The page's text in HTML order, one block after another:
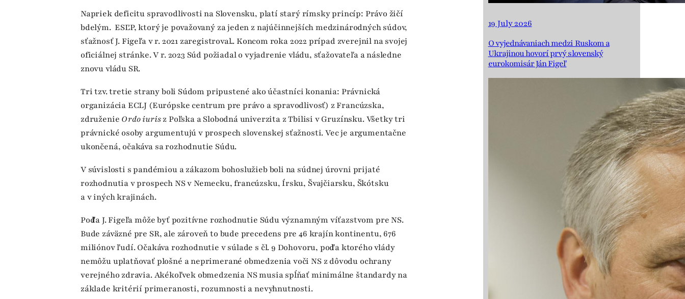
Napriek deficitu spravodlivosti na Slovensku, platí starý rímsky princíp: Právo žičí
bdelým. ESĽP, ktorý je považovaný za jeden z najúčinnejších medzinárodných súdov,
sťažnosť J. Figeľa v r. 2021 zaregistroval.. Koncom roka 2022 prípad zverejnil na svojej
oficiálnej stránke. V r. 2023 Súd požiadal o vyjadrenie vládu, sťažovateľa a následne
znovu vládu SR.
Tri tzv. tretie strany boli Súdom pripustené ako účastníci konania: Právnická
organizácia ECLJ (Európske centrum pre právo a spravodlivosť) z Francúzska,
združenie Ordo iurisz Poľska a Slobodná univerzita z Tbilisi v Gruzínsku. Všetky tri
právnické osoby argumentujú v prospech slovenskej sťažnosti. Vec je argumentačne
ukončená, očakáva sa rozhodnutie Súdu.
V súvislosti s pandémiou a zákazom bohoslužieb boli na súdnej úrovni prijaté
rozhodnutia v prospech NS v Nemecku, francúzsku, Írsku, Švajčiarsku, Škótsku
a v iných krajinách.
Podľa J. Figeľa môže byť pozitívne rozhodnutie Súdu významným víťazstvom pre NS.
Bude záväzné pre SR, ale zároveň to bude precedens pre 46 krajín kontinentu, 676
miliónov ľudí. Očakáva rozhodnutie v súlade s čl. 9 Dohovoru, podľa ktorého vlády
nemôžu uplatňovať plošné a neprimerané obmedzenia voči NS z dôvodu ochrany
verejného zdravia. Akékoľvek obmedzenia NS musia spĺňať minimálne štandardy na
základe kritérií primeranosti, rozumnosti a nevyhnutnosti.
19 July 2026
O vyjednávaniach medzi Ruskom a
Ukrajinou hovorí prvý slovenský
eurokomisár Ján Figeľ